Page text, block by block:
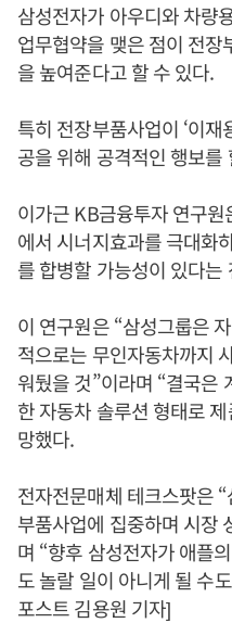
삼성전자가 아우디와 차량
업무협약을 맺은 점이 전
을 높여준다고 할 수 있다.
특히 전장부품사업이 ‘이
공을 위해 공격적인 행보를
이가근 KB금융투자 연구
에서 시너지효과를 극대화
를 합병할 가능성이 있다는
이 연구원은 “삼성그룹은
적으로는 무인자동차까지
워뒀을 것”이라며 “결국은
한 자동차 솔루션 형태로
망했다.
전자전문매체 테크스팟은
부품사업에 집중하며 시장
며 “향후 삼성전자가 애플
도 놀랄 일이 아니게 될 수
포스트 김용원 기자]